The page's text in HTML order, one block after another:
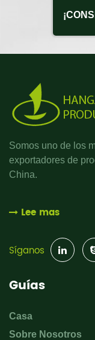
Somos uno de los
exportadores de
China.
Lee mas
Síganos
Guías
Casa
Sobre Nosotros